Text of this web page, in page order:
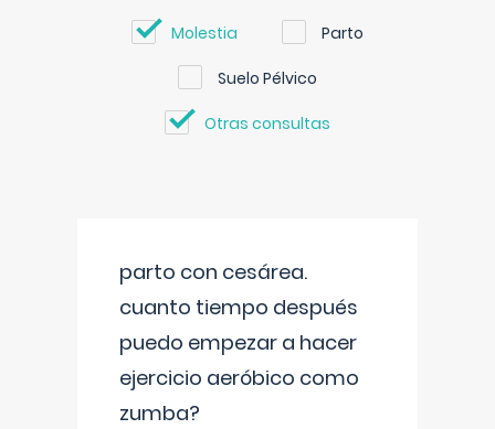
Molestia Parto
Suelo Pélvico
Otras consultas
parto con cesárea.
cuanto tiempo después
puedo empezar a hacer
ejercicio aeróbico como
zumba?